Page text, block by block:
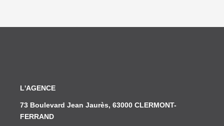
L'AGENCE
73 Boulevard Jean Jaurès, 63000 CLERMONT-
FERRAND